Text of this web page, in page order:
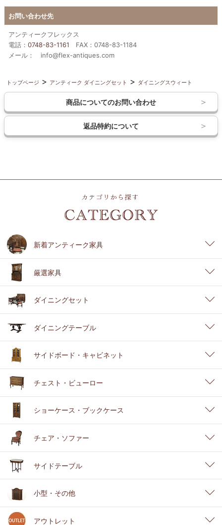
お問い合わせ先
アンティークフレックス
電話： 0748-83-1161 FAX：0748-83-1184
メール： info@flex-antiques.com
トップページ アンティーク ダイニングセット ダイニングスウィート
商品についてのお問い合わせ
返品特約について
新着アンティーク家具
厳選家具
ダイニングセット
ダイニングテーブル
サイドボード・キャビネット
チェスト・ビューロー
ショーケース・ブックケース
チェア・ソファー
サイドテーブル
小型・その他
アウトレット